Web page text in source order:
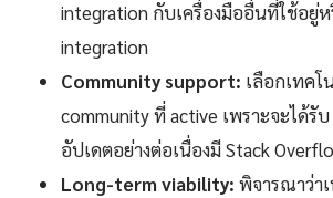
integration กับเครื่องมืออื่นที่ใช้อยู่
integration
Community support: เลือกเทคโ
community ที่ active เพราะจะได้รั
อัปเดตอย่างต่อเนื่องมี Stack
Long-term viability: พิจารณาว่า